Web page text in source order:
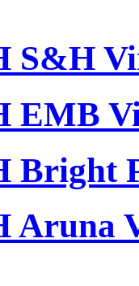
S&H
EMB
Bright
Aruna